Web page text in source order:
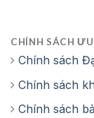
CHÍNH SÁCH
Chính sách
Chính sách
Chính sách